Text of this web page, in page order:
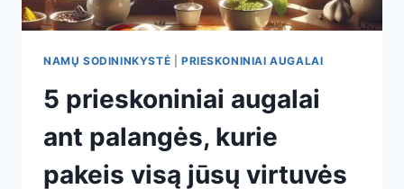
NAMŲ SODININKYSTĖ PRIESKONINIAI AUGALAI
5 prieskoniniai augalai
ant palangės, kurie
pakeis visą jūsų virtuvės